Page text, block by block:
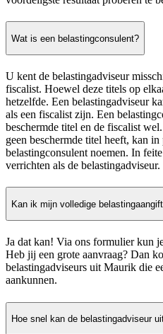
Wat is een belastingconsulent?
U kent de belastingadviseur
fiscalist. Hoewel deze titels op
hetzelfde. Een belastingadviseur
als een fiscalist zijn. Een
beschermde titel en de fiscalist
geen beschermde titel heeft, kan
belastingconsulent noemen. In
verrichten als de belastingadviseur.
Kan ik mijn volledige
Ja dat kan! Via ons formulier kun
Heb jij een grote aanvraag? Dan
belastingadviseurs uit Maurik die
aankunnen.
Hoe snel kan de belastingadviseur